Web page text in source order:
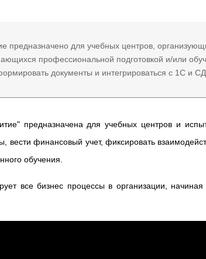
предназначено для учебных центров,
профессиональной подготовкой и/или
документы и интегрироваться с 1С и
предназначена для учебных центров и
вести финансовый учет, фиксировать
обучения.
все бизнес процессы в организации,